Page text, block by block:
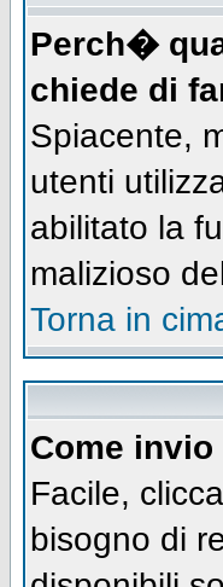
Perch�
chiede di
Spiacente,
utenti
abilitato la
malizioso
Torna in
Come
Facile,
bisogno di